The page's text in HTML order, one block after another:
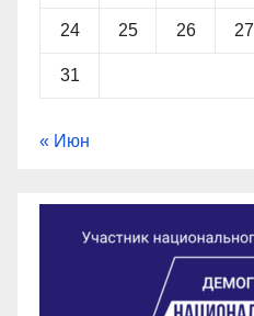
24 25 26 27
31
« Июн